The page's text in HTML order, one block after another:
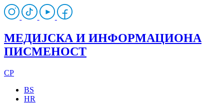
МЕДИЈСКА И ИНФОРМАЦИОНА
ПИСМЕНОСТ
CP
BS
HR